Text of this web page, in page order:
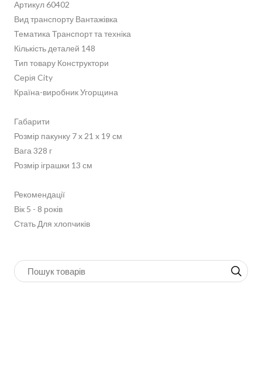
Артикул 60402
Вид транспорту Вантажівка
Тематика Транспорт та техніка
Кількість деталей 148
Тип товару Конструктори
Серія City
Країна-виробник Угорщина
Габарити
Розмір пакунку 7 x 21 x 19 см
Вага 328 г
Розмір іграшки 13 см
Рекомендації
Вік 5 - 8 років
Стать Для хлопчиків